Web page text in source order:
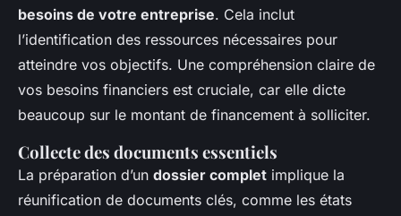
besoins de votre entreprise. Cela inclut
l’identification des ressources nécessaires pour
atteindre vos objectifs. Une compréhension claire de
vos besoins financiers est cruciale, car elle dicte
beaucoup sur le montant de financement à solliciter.
Collecte des documents essentiels
La préparation d’un dossier complet implique la
réunification de documents clés, comme les états